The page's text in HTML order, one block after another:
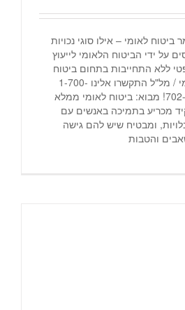
ביטוח לאומי – אילו סוגי נכויות
על ידי הביטוח הלאומי לייעוץ
ללא התחייבות בתחום ביטוח
לאומי / מל"ל התקשרו אלינו 1-700-
702-755! מבוא: ביטוח לאומי ממלא
מכריע בתמיכה באנשים עם
ומבטיח שיש להם גישה
והטבות